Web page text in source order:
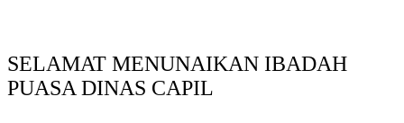
SELAMAT MENUNAIKAN IBADAH
PUASA DINAS CAPIL